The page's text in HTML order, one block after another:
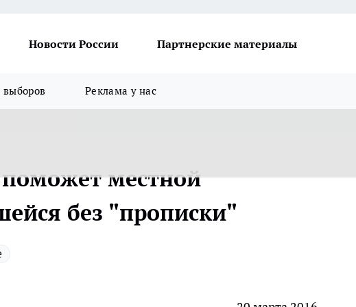
Новости России Партнерские материалы
выборов Реклама у нас
местной
без "прописки"